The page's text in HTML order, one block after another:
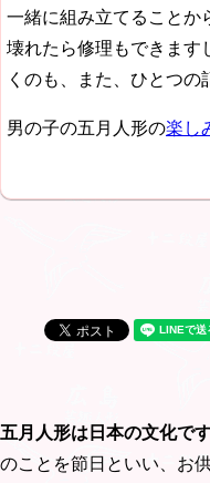
一緒に組み立てることか
壊れたら修理もできます
くのも、また、ひとつの
男の子の五月人形の楽し
五月人形は日本の文化で
のことを節日といい、お